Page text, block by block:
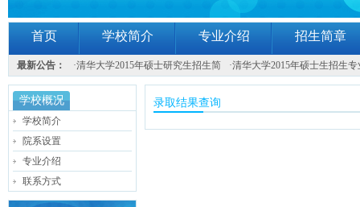
首页 学校简介 专业介绍 招生简章
最新公告： ·清华大学2015年硕士研究生招生简 ·清华大学2015年硕士生招生专
学校概况
学校简介
院系设置
专业介绍
联系方式
录取结果查询